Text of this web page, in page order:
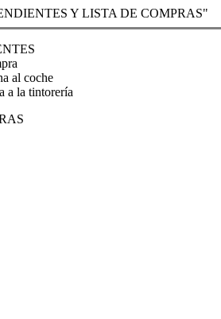
Y LISTA DE COMPRAS"
al coche
a la tintorería